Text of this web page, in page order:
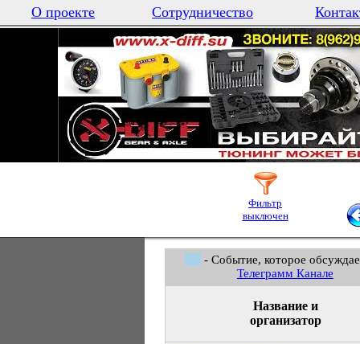
О проекте Сотрудничество
Фильтр
выключен
- Событие, которое
Телеграмм Канале
Название и
организатор